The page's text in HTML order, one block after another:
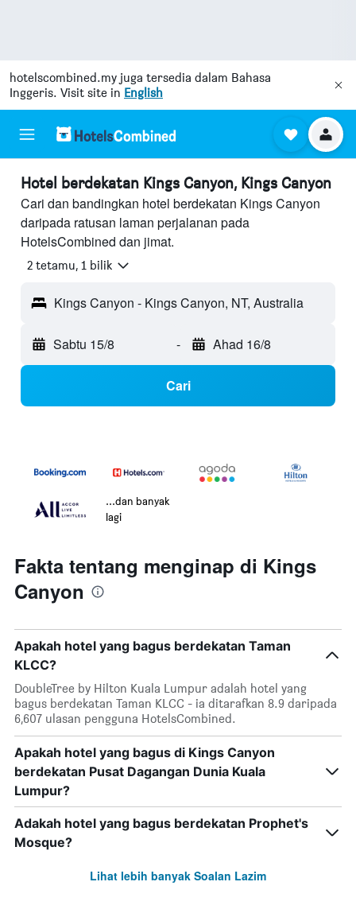
hotelscombined.my juga tersedia dalam Bahasa
Inggeris. Visit site in English
Hotel berdekatan Kings Canyon, Kings Canyon
Cari dan bandingkan hotel berdekatan Kings Canyon
daripada ratusan laman perjalanan pada
HotelsCombined dan jimat.
2 tetamu, 1 bilik
Kings Canyon - Kings Canyon, NT, Australia
Sabtu 15/8 - Ahad 16/8
Cari
...dan banyak
lagi
Fakta tentang menginap di Kings
Canyon
Apakah hotel yang bagus berdekatan Taman
KLCC?
DoubleTree by Hilton Kuala Lumpur adalah hotel yang
bagus berdekatan Taman KLCC - ia ditarafkan 8.9 daripada
6,607 ulasan pengguna HotelsCombined.
Apakah hotel yang bagus di Kings Canyon
berdekatan Pusat Dagangan Dunia Kuala
Lumpur?
Adakah hotel yang bagus berdekatan Prophet's
Mosque?
Lihat lebih banyak Soalan Lazim